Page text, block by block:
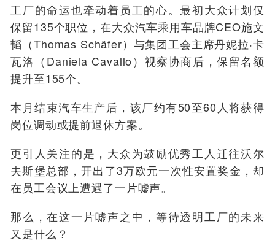
工厂的命运也牵动着员工的心。最初大众计划仅
保留135个职位，在大众汽车乘用车品牌CEO施文
韬（Thomas Schäfer）与集团工会主席丹妮拉·卡
瓦洛（Daniela Cavallo）视察协商后，保留名额
提升至155个。
本月结束汽车生产后，该厂约有50至60人将获得
岗位调动或提前退休方案。
更引人关注的是，大众为鼓励优秀工人迁往沃尔
夫斯堡总部，开出了3万欧元一次性安置奖金，却
在员工会议上遭遇了一片嘘声。
那么，在这一片嘘声之中，等待透明工厂的未来
又是什么？